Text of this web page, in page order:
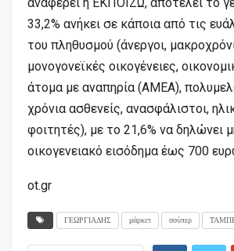
33,2% ανήκει σε κάποια από τις
του πληθυσμού (άνεργοι,
μονογονεϊκές οικογένειες,
άτομα με αναπηρία (ΑMEA),
χρόνια ασθενείς, ανασφάλιστοι,
φοιτητές), με το 21,6% να δηλώνει
οικογενειακό εισόδημα έως 700
ot.gr
ΓΕΩΡΓΙΑΔΗΣ μάρκετ σούπερ